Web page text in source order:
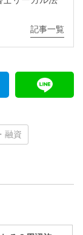
記事一覧
融資